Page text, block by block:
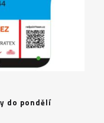
do pondělí